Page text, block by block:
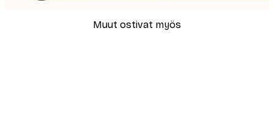
Muut ostivat myös